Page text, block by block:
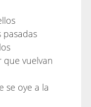
pasadas
vuelvan
se oye a la